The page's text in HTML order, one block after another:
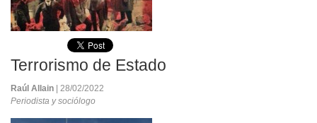
Terrorismo de Estado
Raúl Allain
| 28/02/2022
Periodista y sociólogo